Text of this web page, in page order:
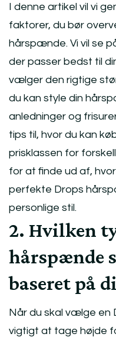
I denne artikel vil vi
faktorer, du bør
hårspænde. Vi vil se
der passer bedst til
vælger den rigtige
du kan style din
anledninger og
tips til, hvor du kan
prisklassen for
for at finde ud af,
perfekte Drops
personlige stil.
2. Hvilken
hårspænde
baseret på
Når du skal vælge en
vigtigt at tage højde